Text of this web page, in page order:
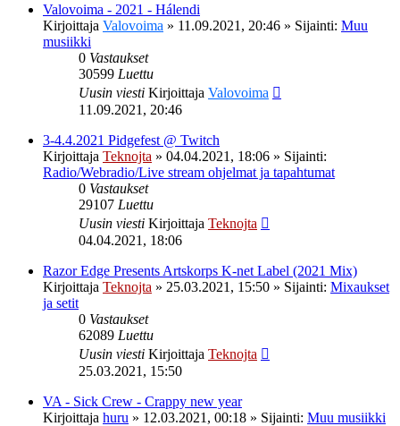
Valovoima - 2021 - Hálendi
Kirjoittaja Valovoima » 11.09.2021, 20:46 » Sijainti: Muu
musiikki
0 Vastaukset
30599 Luettu
Uusin viesti Kirjoittaja Valovoima
11.09.2021, 20:46
3-4.4.2021 Pidgefest @ Twitch
Kirjoittaja Teknojta » 04.04.2021, 18:06 » Sijainti:
Radio/Webradio/Live stream ohjelmat ja tapahtumat
0 Vastaukset
29107 Luettu
Uusin viesti Kirjoittaja Teknojta
04.04.2021, 18:06
Razor Edge Presents Artskorps K-net Label (2021 Mix)
Kirjoittaja Teknojta » 25.03.2021, 15:50 » Sijainti: Mixaukset
ja setit
0 Vastaukset
62089 Luettu
Uusin viesti Kirjoittaja Teknojta
25.03.2021, 15:50
VA - Sick Crew - Crappy new year
Kirjoittaja huru » 12.03.2021, 00:18 » Sijainti: Muu musiikki